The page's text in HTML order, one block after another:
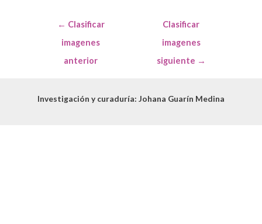
entradas
← Clasificar
imagenes
anterior
Clasificar
imagenes
siguiente →
Investigación y curaduría: Johana Guarín Medina